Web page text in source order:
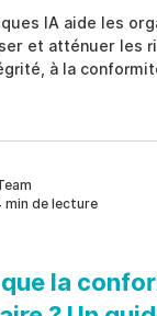
IA aide les
et atténuer les
à la
l’intelligence
automatiser la
transformer des
pour
min de lecture
que la